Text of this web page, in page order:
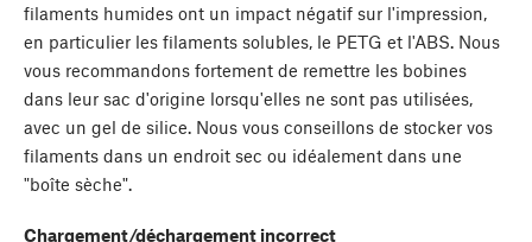
filaments humides ont un impact négatif sur l'impression,
en particulier les filaments solubles, le PETG et l'ABS. Nous
vous recommandons fortement de remettre les bobines
dans leur sac d'origine lorsqu'elles ne sont pas utilisées,
avec un gel de silice. Nous vous conseillons de stocker vos
filaments dans un endroit sec ou idéalement dans une
"boîte sèche".
Chargement/déchargement incorrect